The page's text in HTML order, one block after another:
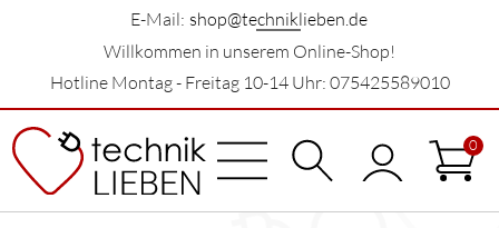
E-Mail: shop@techniklieben.de
Willkommen in unserem Online-Shop!
Hotline Montag - Freitag 10-14 Uhr: 075425589010
0